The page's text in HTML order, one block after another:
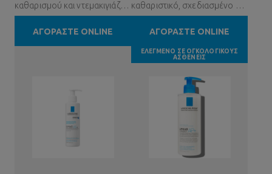
καθαρισμού και ντεμακιγιάζ
για το ξηρό, ευαίσθητο έως
δυσανεκτικό δέρμα
ΑΓΟΡΑΣΤΕ ONLINE
καθαριστικό, σχεδιασμένο για
το ευαίσθητο έως πολύ
ευαίσθητο δέρμα
ΑΓΟΡΑΣΤΕ ONLINE
ΕΛΕΓΜΕΝΟ ΣΕ ΟΓΚΟΛΟΓΙΚΟΥΣ
ΑΣΘΕΝΕΙΣ